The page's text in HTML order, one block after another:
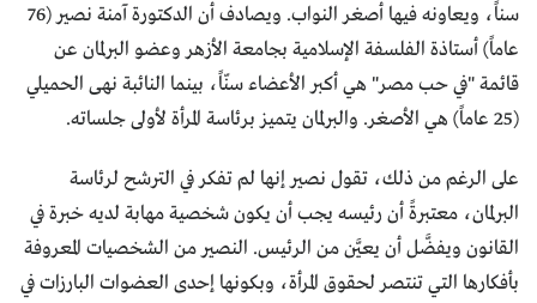
سناً، ويعاونه فيها أصغر النواب. ويصادف أن الدكتورة آمنة نصير (76
عاماً) أستاذة الفلسفة الإسلامية بجامعة الأزهر وعضو البرلمان عن
قائمة "في حب مصر" هي أكبر الأعضاء سنّاً، بينما النائبة نهى الحميلي
(25 عاماً) هي الأصغر. والبرلمان يتميز برئاسة المرأة لأولى جلساته.
على الرغم من ذلك، تقول نصير إنها لم تفكر في الترشح لرئاسة
البرلمان، معتبرةً أن رئيسه يجب أن يكون شخصية مهابة لديه خبرة في
القانون ويفضَّل أن يعيَّن من الرئيس. النصير من الشخصيات المعروفة
بأفكارها التي تنتصر لحقوق المرأة، وبكونها إحدى العضوات البارزات في